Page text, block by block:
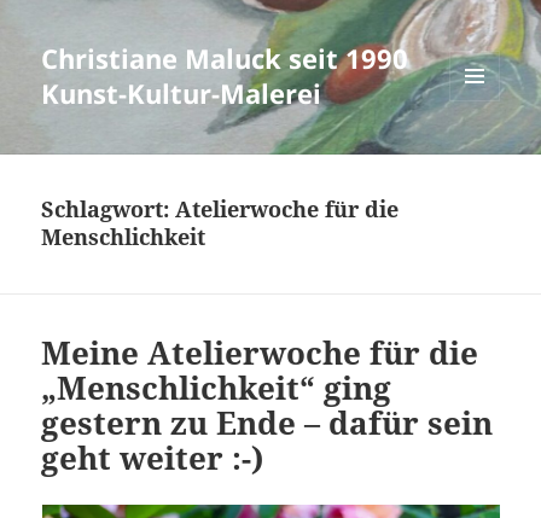
Christiane Maluck seit 1990
Kunst-Kultur-Malerei
MENÜ
UND
WIDGETS
Schlagwort:Atelierwoche für die
Menschlichkeit
Meine Atelierwoche für die
„Menschlichkeit“ ging
gestern zu Ende – dafür sein
geht weiter :-)